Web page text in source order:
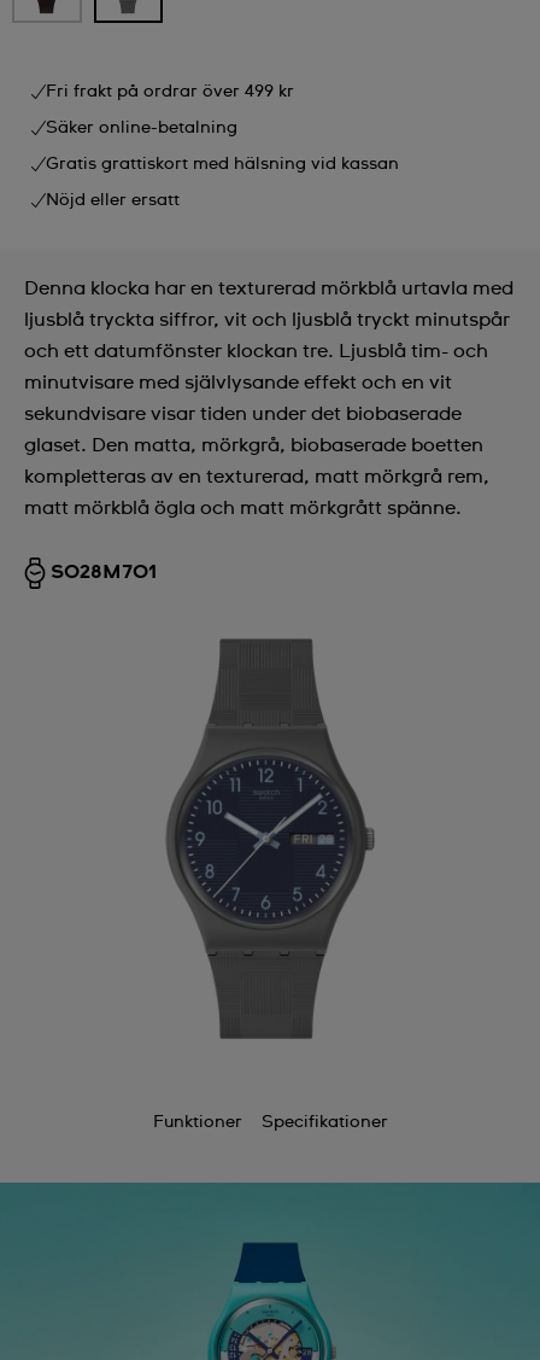
Fri frakt på ordrar över 499 kr
Säker online-betalning
Gratis grattiskort med hälsning vid kassan
Nöjd eller ersatt
Denna klocka har en texturerad mörkblå urtavla med
ljusblå tryckta siffror, vit och ljusblå tryckt minutspår
och ett datumfönster klockan tre. Ljusblå tim- och
minutvisare med självlysande effekt och en vit
sekundvisare visar tiden under det biobaserade
glaset. Den matta, mörkgrå, biobaserade boetten
kompletteras av en texturerad, matt mörkgrå rem,
matt mörkblå ögla och matt mörkgrått spänne.
SO28M701
Funktioner Specifikationer